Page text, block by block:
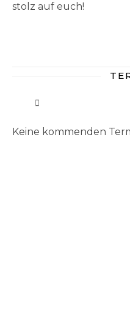
stolz auf euch!
Keine kommenden